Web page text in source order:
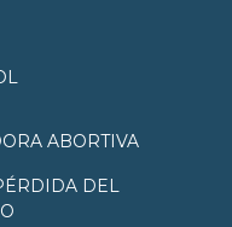
ABORTIVA
DEL